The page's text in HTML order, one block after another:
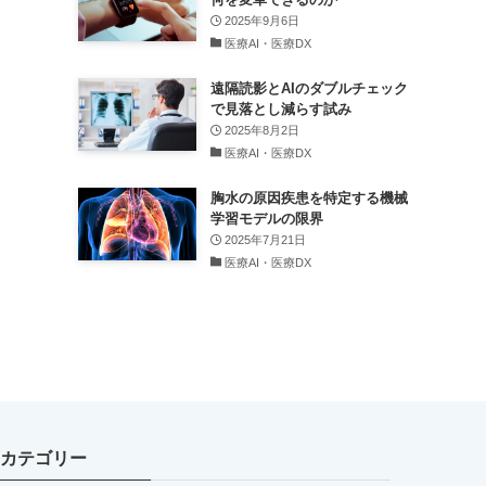
2025年9月6日
医療AI・医療DX
遠隔読影とAIのダブルチェック
で見落とし減らす試み
2025年8月2日
医療AI・医療DX
胸水の原因疾患を特定する機械
学習モデルの限界
2025年7月21日
医療AI・医療DX
カテゴリー